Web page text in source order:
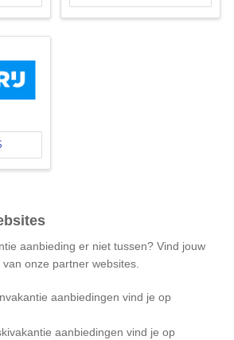
aanbieding er niet tussen? Vind jouw
onze partner websites.
aanbiedingen vind je op
aanbiedingen vind je op